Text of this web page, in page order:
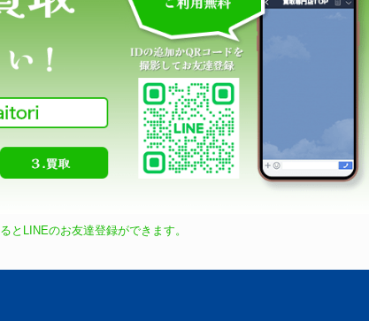
とLINEのお友達登録ができます。